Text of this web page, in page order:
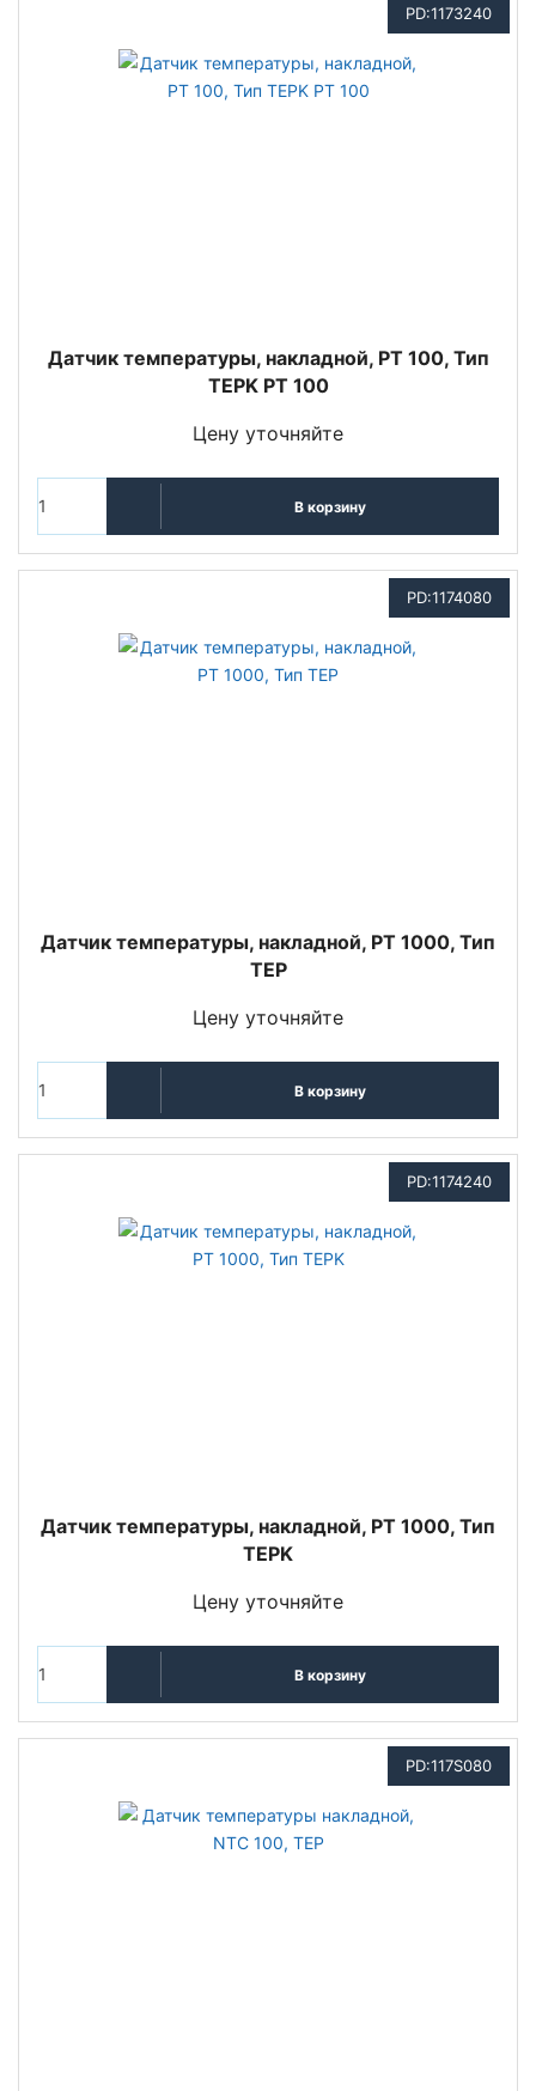
PD:1173240
Датчик температуры, накладной, PT 100, Тип
TEPK PT 100
Цену уточняйте
В корзину
PD:1174080
Датчик температуры, накладной, PT 1000, Тип
TEP
Цену уточняйте
В корзину
PD:1174240
Датчик температуры, накладной, PT 1000, Тип
TEPK
Цену уточняйте
В корзину
PD:117S080